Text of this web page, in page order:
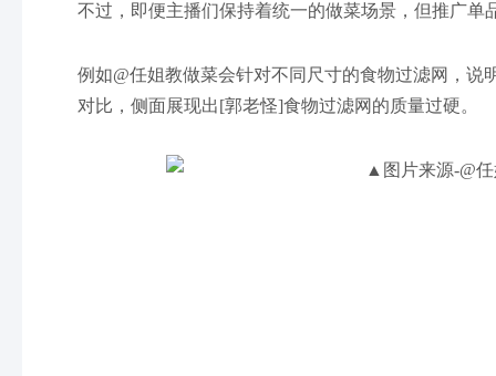
不过，即便主播们保持着统一的做菜场景，但推广单
例如@任姐教做菜会针对不同尺寸的食物过滤网，
对比，侧面展现出[郭老怪]食物过滤网的质量过硬。